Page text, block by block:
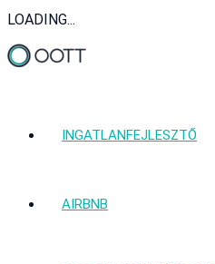
LOADING...
INGATLANFEJLESZTŐ
AIRBNB